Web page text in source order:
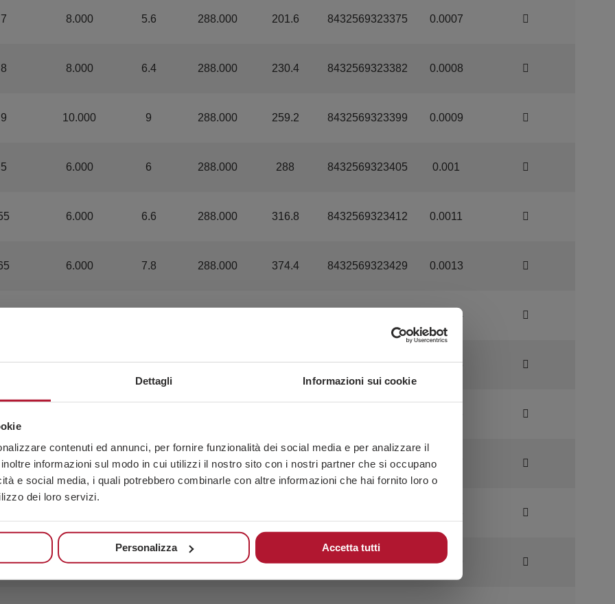
Dettagli Informazioni sui cookie
contenuti ed annunci, per fornire funzionalità dei social media e per analizzare il
informazioni sul modo in cui utilizzi il nostro sito con i nostri partner che si occupano
e social media, i quali potrebbero combinarle con altre informazioni che hai fornito loro o
dei loro servizi.
Personalizza Accetta tutti
8.000 5.6 288.000 201.6 8432569323375 0.0007
8.000 6.4 288.000 230.4 8432569323382 0.0008
10.000 9 288.000 259.2 8432569323399 0.0009
6.000 6 288.000 288 8432569323405 0.001
6.000 6.6 288.000 316.8 8432569323412 0.0011
6.000 7.8 288.000 374.4 8432569323429 0.0013
0.0014
4.000 6 144.000 216 8432569323443 0.0015
4.000 6.8 144.000 244.8 8432569323467 0.0017
4.000 7.6 144.000 273.6 8432569323481 0.0019